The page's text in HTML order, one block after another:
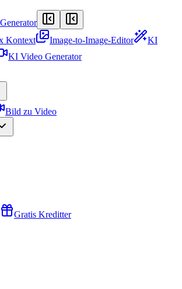
Generator
Kontext Image-to-Image-Editor
KI
KI Video Generator
Bild zu Video
Gratis Kreditter